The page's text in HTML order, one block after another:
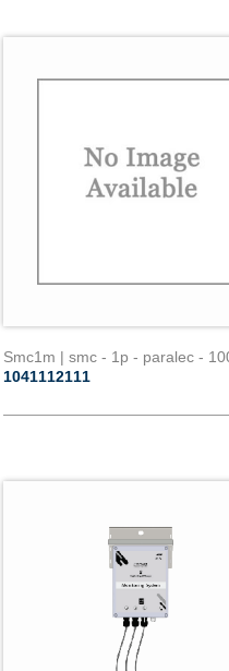
Smc1m | smc - 1p - paralec -
1041112111